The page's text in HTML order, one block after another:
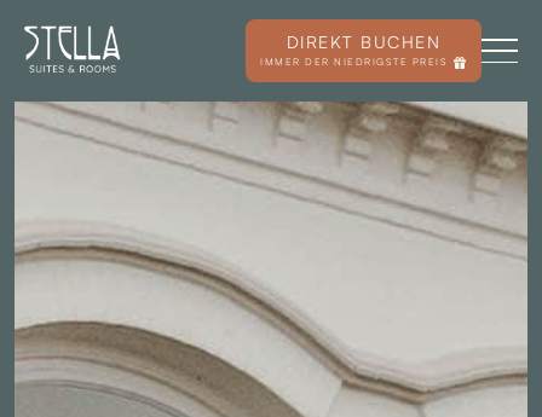
DIREKT BUCHEN
IMMER DER NIEDRIGSTE PREIS